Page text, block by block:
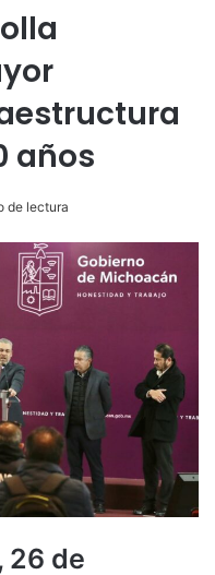
años
de lectura
26 de